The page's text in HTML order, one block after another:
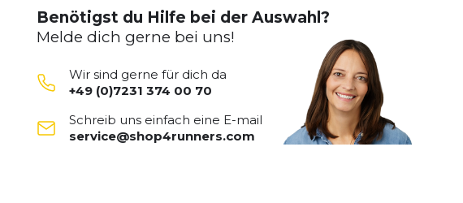
Benötigst du Hilfe bei der Auswahl?
Melde dich gerne bei uns!
Wir sind gerne für dich da
+49 (0)7231 374 00 70
Schreib uns einfach eine E-mail
service@shop4runners.com